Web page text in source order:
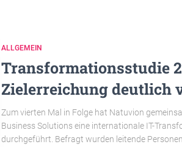
ALLGEMEIN
Transformationsstudie
Zielerreichung deutlich
Zum vierten Mal in Folge hat Natuvion
Business Solutions eine internationale IT-
durchgeführt. Befragt wurden leitende